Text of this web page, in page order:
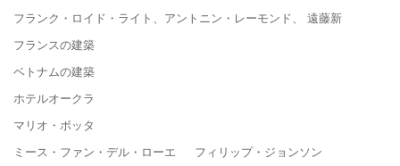
フランク・ロイド・ライト、アントニン・レーモンド、 遠藤新
フランスの建築
ベトナムの建築
ホテルオークラ
マリオ・ボッタ
ミース・ファン・デル・ローエ フィリップ・ジョンソン